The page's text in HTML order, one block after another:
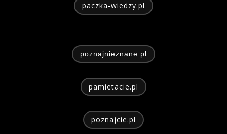
paczka-wiedzy.pl
poznajnieznane.pl
pamietacie.pl
poznajcie.pl